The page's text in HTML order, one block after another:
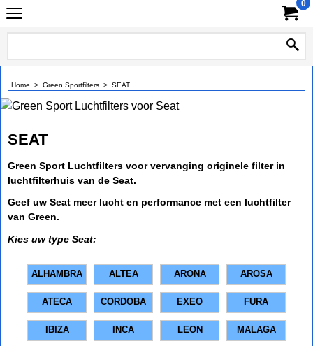
0
Home > Green Sportfilters > SEAT
SEAT
Green Sport Luchtfilters voor vervanging originele filter in
luchtfilterhuis van de Seat.
Geef uw Seat meer lucht en performance met een luchtfilter
van Green.
Kies uw type Seat:
ALHAMBRA ALTEA ARONA AROSA
ATECA CORDOBA EXEO FURA
IBIZA INCA LEON MALAGA